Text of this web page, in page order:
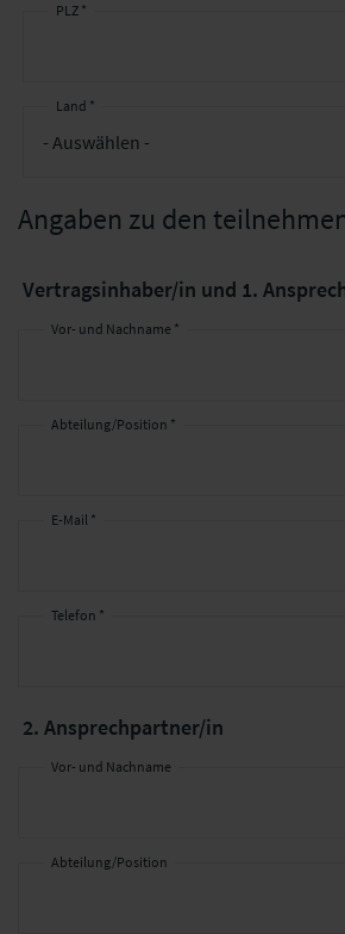
PLZ *
Land *
Angaben zu den
Vertragsinhaber/in und 1.
Vor- und Nachname *
Abteilung/Position *
E-Mail *
Telefon *
2. Ansprechpartner/in
Vor- und Nachname
Abteilung/Position